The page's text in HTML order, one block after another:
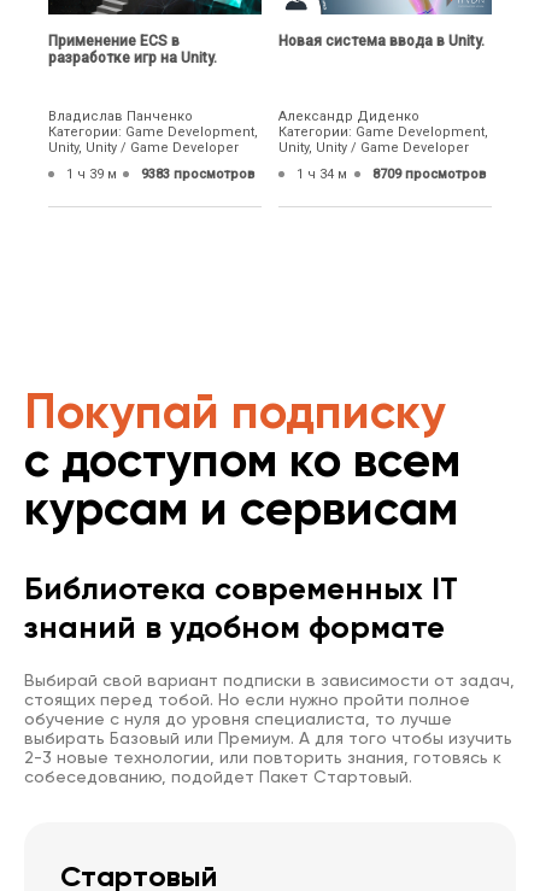
Применение ECS в
разработке игр на Unity.
Владислав Панченко
Категории: Game Development,
Unity, Unity / Game Developer
1 ч 39 м
9383 просмотров
Новая система ввода в Unity.
Александр Диденко
Категории: Game Development,
Unity, Unity / Game Developer
1 ч 34 м
8709 просмотров
Покупай подписку
с доступом ко всем
курсам и сервисам
Библиотека современных IT
знаний в удобном формате
Выбирай свой вариант подписки в зависимости от задач,
стоящих перед тобой. Но если нужно пройти полное
обучение с нуля до уровня специалиста, то лучше
выбирать Базовый или Премиум. А для того чтобы изучить
2-3 новые технологии, или повторить знания, готовясь к
собеседованию, подойдет Пакет Стартовый.
Стартовый